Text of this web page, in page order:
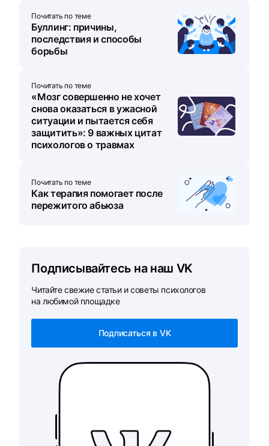
Почитать по теме
Буллинг: причины,
последствия и способы
борьбы
Почитать по теме
«Мозг совершенно не хочет
снова оказаться в ужасной
ситуации и пытается себя
защитить»: 9 важных цитат
психологов о травмах
Почитать по теме
Как терапия помогает после
пережитого абьюза
Подписывайтесь на наш VK
Читайте свежие статьи и советы психологов
на любимой площадке
Подписаться в VK